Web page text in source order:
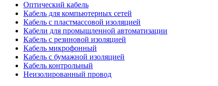
Оптический кабель
Кабель для компьютерных сетей
Кабель с пластмассовой изоляцией
Кабели для промышленной автоматизации
Кабель c резиновой изоляцией
Кабель микрофонный
Кабель с бумажной изоляцией
Кабель контрольный
Неизолированный провод